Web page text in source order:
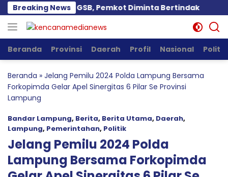
Langsung
ke
konten
Breaking News
Langgar GSB, Pemkot Diminta Bertindak
Beranda Provinsi Daerah Profil Nasional Politik
Beranda » Jelang Pemilu 2024 Polda Lampung Bersama
Forkopimda Gelar Apel Sinergitas 6 Pilar Se Provinsi
Lampung
Bandar Lampung, Berita, Berita Utama, Daerah,
Lampung, Pemerintahan, Politik
Jelang Pemilu 2024 Polda
Lampung Bersama Forkopimda